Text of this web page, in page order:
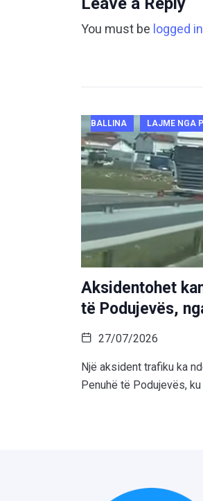
You must be logged in
BALLINA LAJME NGA
Aksidentohet
të Podujevës,
27/07/2026
Një aksident trafiku ka
Penuhë të Podujevës,